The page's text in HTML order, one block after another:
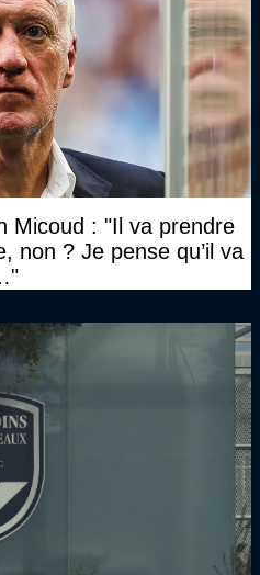
Micoud : "Il va prendre
non ? Je pense qu’il va